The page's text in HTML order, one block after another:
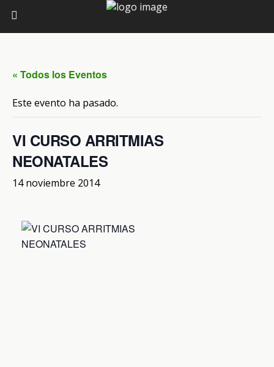
« Todos los Eventos
Este evento ha pasado.
VI CURSO ARRITMIAS
NEONATALES
14 noviembre 2014